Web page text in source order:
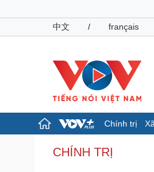
中文
/ français
Chính trị
Chính trị
CHÍNH TRỊ